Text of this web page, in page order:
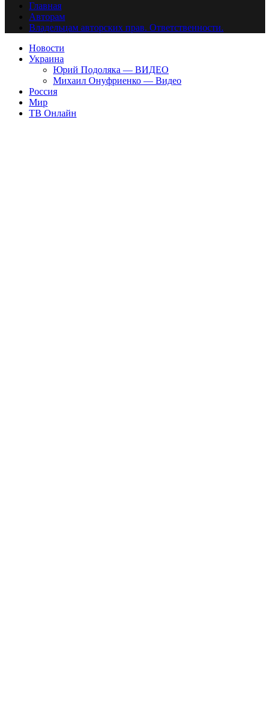
Главная
Авторам
Владельцам авторских прав. Ответственности.
Новости
Украина
Юрий Подоляка — ВИДЕО
Михаил Онуфриенко — Видео
Россия
Мир
ТВ Онлайн